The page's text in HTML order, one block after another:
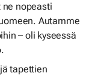
nopeasti
Autamme
– oli kyseessä
tapettien